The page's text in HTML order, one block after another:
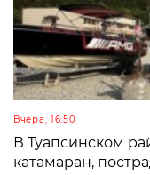
Вчера, 16:50
В Туапсинском
катамаран,